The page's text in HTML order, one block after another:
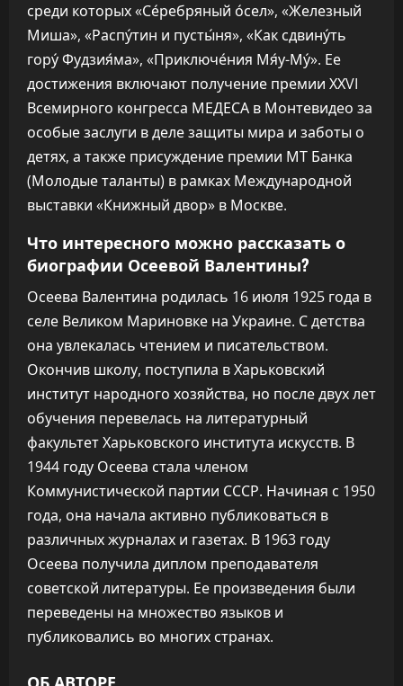
среди которых «Се́ребряный о́сел», «Железный
Миша», «Распу́тин и пусты́ня», «Как сдвину́ть
гору́ Фудзия́ма», «Приключе́ния Мя́у-Му́». Ее
достижения включают получение премии ХХVI
Всемирного конгресса МЕДЕСА в Монтевидео за
особые заслуги в деле защиты мира и заботы о
детях, а также присуждение премии МТ Банка
(Молодые таланты) в рамках Международной
выставки «Книжный двор» в Москве.
Что интересного можно рассказать о
биографии Осеевой Валентины?
Осеева Валентина родилась 16 июля 1925 года в
селе Великом Мариновке на Украине. С детства
она увлекалась чтением и писательством.
Окончив школу, поступила в Харьковский
институт народного хозяйства, но после двух лет
обучения перевелась на литературный
факультет Харьковского института искусств. В
1944 году Осеева стала членом
Коммунистической партии СССР. Начиная с 1950
года, она начала активно публиковаться в
различных журналах и газетах. В 1963 году
Осеева получила диплом преподавателя
советской литературы. Ее произведения были
переведены на множество языков и
публиковались во многих странах.